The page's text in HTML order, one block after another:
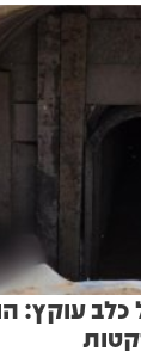
כזכור,
את
בעקבות
שהכסף
כך
היא
כלב עוקץ: